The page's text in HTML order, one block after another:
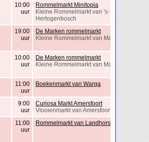
10:00
uur
Rommelmarkt Minitopia
Kleine Rommelmarkt van 's-
Hertogenbosch
19:00
uur
De Marken rommelmarkt
Kleine Rommelmarkt van Marken
10:00
uur
De Marken rommelmarkt
Kleine Rommelmarkt van Marken
11:00
uur
Boekenmarkt van Warga
9:00
uur
Curiosa Markt Amersfoort
Vlooienmarkt van Amersfoort
11:00
uur
Rommelmarkt van Landhorst